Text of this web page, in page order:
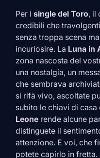
Per i single del Toro, il
credibili che
senza troppa scena
incuriosire. La Luna in
zona nascosta del
una nostalgia, un
che sembrava
si rifà vivo, ascoltate
subito le chiavi di casa
Leone rende alcune
distinguete il
attenzione. E voi, che
potete capirlo in fretta.